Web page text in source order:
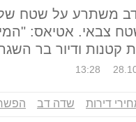
צבאי. אטיאס:
קטנות ודיור בר
13:28
דירות שדה דב